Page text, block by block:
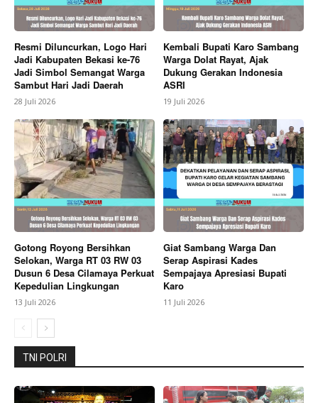
News Week
Magazine PRO
SUBSCRIBE NOW
Company
About
Resmi Diluncurkan, Logo Hari
Jadi Kabupaten Bekasi ke-76
Jadi Simbol Semangat Warga
Sambut Hari Jadi Daerah
28 Juli 2026
Kembali Bupati Karo Sambang
Warga Dolat Rayat, Ajak
Dukung Gerakan Indonesia
ASRI
19 Juli 2026
Gotong Royong Bersihkan
Selokan, Warga RT 03 RW 03
Dusun 6 Desa Cilamaya Perkuat
Kepedulian Lingkungan
13 Juli 2026
Giat Sambang Warga Dan
Serap Aspirasi Kades
Sempajaya Apresiasi Bupati
Karo
11 Juli 2026
TNI POLRI